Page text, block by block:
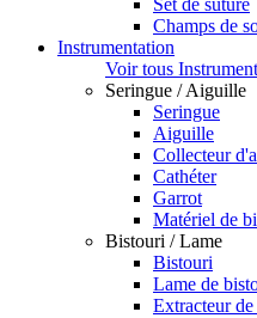
Set de suture
Champs de
Instrumentation
Voir tous
Seringue / Aiguille
Seringue
Aiguille
Collecteur
Cathéter
Garrot
Matériel de
Bistouri / Lame
Bistouri
Lame de
Extracteur de